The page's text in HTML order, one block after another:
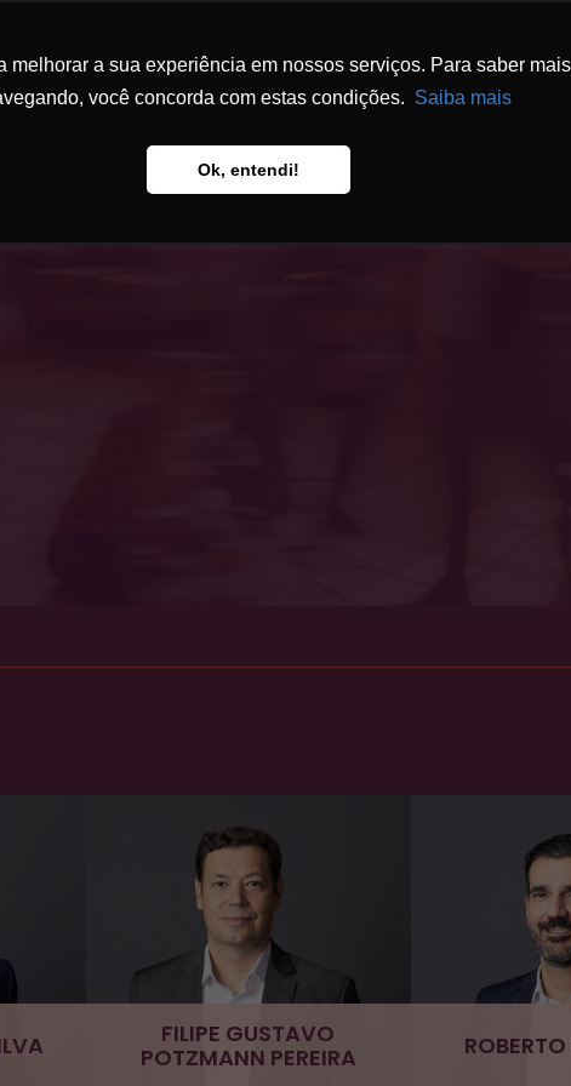
a sua experiência em nossos serviços. Para saber
você concorda com estas condições. Saiba mais
Ok, entendi!
ESCRITÓRIO ATUAÇÃO EQUIPE FÓRUM
FILIPE GUSTAVO
POTZMANN PEREIRA